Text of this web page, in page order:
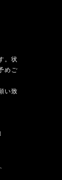
。状
めご
い致